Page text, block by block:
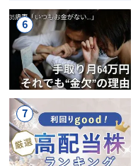
6
7